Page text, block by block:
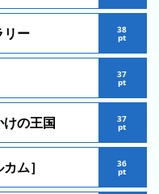
リー 38
pt
37
pt
の王国 37
pt
ム］ 36
pt